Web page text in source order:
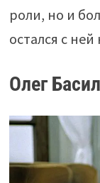
роли, но и
остался с
Олег